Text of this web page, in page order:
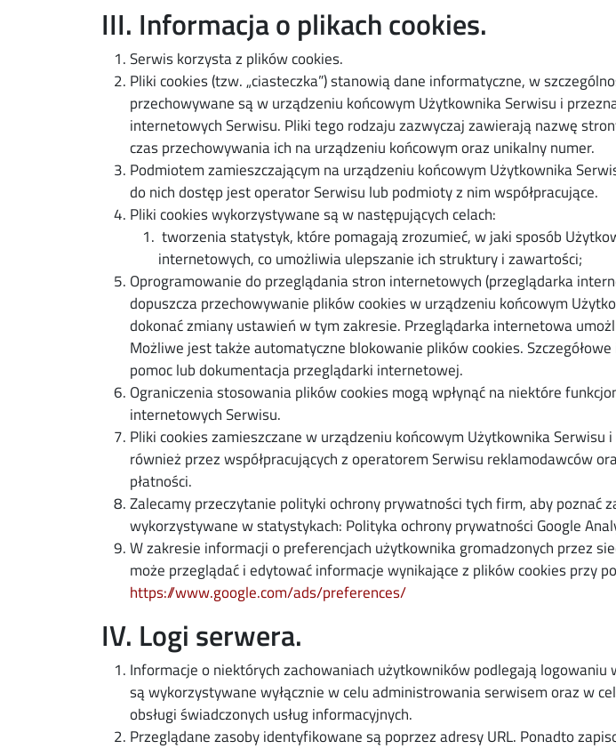
III. Informacja o plikach cookies.
Serwis korzysta z plików cookies.
Pliki cookies (tzw. „ciasteczka”) stanowią dane informatyczne, w
przechowywane są w urządzeniu końcowym Użytkownika Serwisu i
internetowych Serwisu. Pliki tego rodzaju zazwyczaj zawierają nazwę
czas przechowywania ich na urządzeniu końcowym oraz unikalny numer.
Podmiotem zamieszczającym na urządzeniu końcowym Użytkownika
do nich dostęp jest operator Serwisu lub podmioty z nim współpracujące.
Pliki cookies wykorzystywane są w następujących celach:
tworzenia statystyk, które pomagają zrozumieć, w jaki sposób
internetowych, co umożliwia ulepszanie ich struktury i zawartości;
Oprogramowanie do przeglądania stron internetowych (przeglądarka
dopuszcza przechowywanie plików cookies w urządzeniu końcowym
dokonać zmiany ustawień w tym zakresie. Przeglądarka internetowa
Możliwe jest także automatyczne blokowanie plików cookies.
pomoc lub dokumentacja przeglądarki internetowej.
Ograniczenia stosowania plików cookies mogą wpłynąć na niektóre
internetowych Serwisu.
Pliki cookies zamieszczane w urządzeniu końcowym Użytkownika Serwisu
również przez współpracujących z operatorem Serwisu reklamodawców
płatności.
Zalecamy przeczytanie polityki ochrony prywatności tych firm, aby poznać
wykorzystywane w statystykach: Polityka ochrony prywatności Google
W zakresie informacji o preferencjach użytkownika gromadzonych przez
może przeglądać i edytować informacje wynikające z plików cookies przy
https://www.google.com/ads/preferences/
IV. Logi serwera.
Informacje o niektórych zachowaniach użytkowników podlegają
są wykorzystywane wyłącznie w celu administrowania serwisem oraz w
obsługi świadczonych usług informacyjnych.
Przeglądane zasoby identyfikowane są poprzez adresy URL. Ponadto